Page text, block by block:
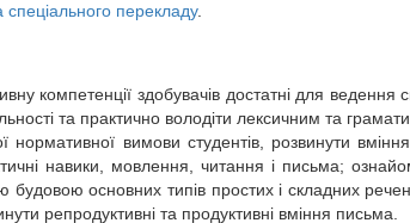
перекладу.
компетенції здобувачів достатні для ведення
та практично володіти лексичним та
вимови студентів, розвинути
навики, мовлення, читання і письма;
основних типів простих і складних
репродуктивні та продуктивні вміння письма.